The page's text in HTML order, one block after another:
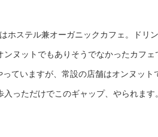
はホステル兼オーガニックカフェ。ドリ
ヌットでもありそうでなかったカフェ
ていますが、常設の店舗はオンヌット
っただけでこのギャップ、やられます。